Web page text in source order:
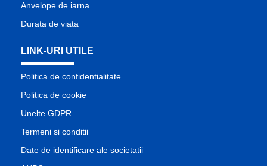
Anvelope de iarna
Durata de viata
LINK-URI UTILE
Politica de confidentialitate
Politica de cookie
Unelte GDPR
Termeni si conditii
Date de identificare ale societatii